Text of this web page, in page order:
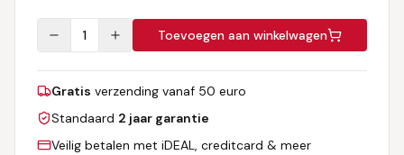
1 Toevoegen aan winkelwagen
Gratis verzending vanaf 50 euro
Standaard 2 jaar garantie
Veilig betalen met iDEAL, creditcard & meer